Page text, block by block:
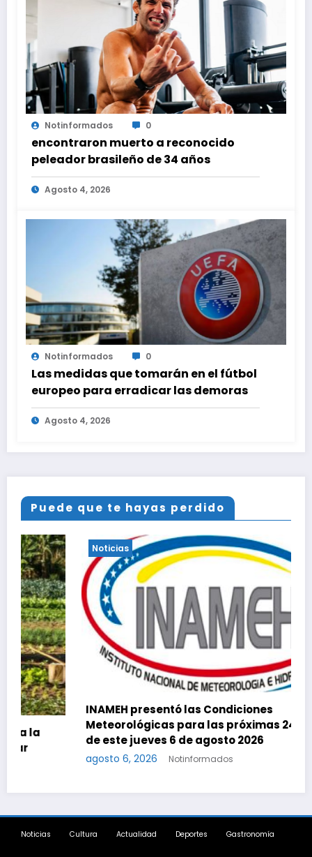
Notinformados 0
encontraron muerto a reconocido
peleador brasileño de 34 años
Agosto 4, 2026
Notinformados 0
Las medidas que tomarán en el fútbol
europeo para erradicar las demoras
Agosto 4, 2026
Puede que te hayas perdido
Noticias
INAMEH presentó las Condiciones
Meteorológicas para las próximas 24 horas,
de este jueves 6 de agosto 2026
agosto 6, 2026 Notinformados
Noticias Cultura Actualidad Deportes Gastronomía